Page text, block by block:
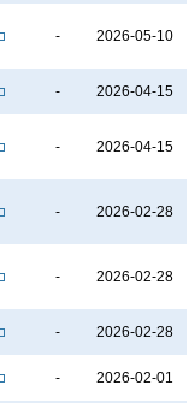
- 2026-05-10
- 2026-04-15
- 2026-04-15
- 2026-02-28
- 2026-02-28
- 2026-02-28
- 2026-02-01